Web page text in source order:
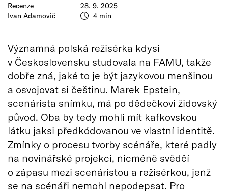
Recenze
Ivan Adamovič
28. 9. 2025
4 min
Významná polská režisérka kdysi
v Československu studovala na FAMU, takže
dobře zná, jaké to je být jazykovou menšinou
a osvojovat si češtinu. Marek Epstein,
scenárista snímku, má po dědečkovi židovský
původ. Oba by tedy mohli mít kafkovskou
látku jaksi předkódovanou ve vlastní identitě.
Zmínky o procesu tvorby scénáře, které padly
na novinářské projekci, nicméně svědčí
o zápasu mezi scenáristou a režisérkou, jenž
se na scénáři nemohl nepodepsat. Pro